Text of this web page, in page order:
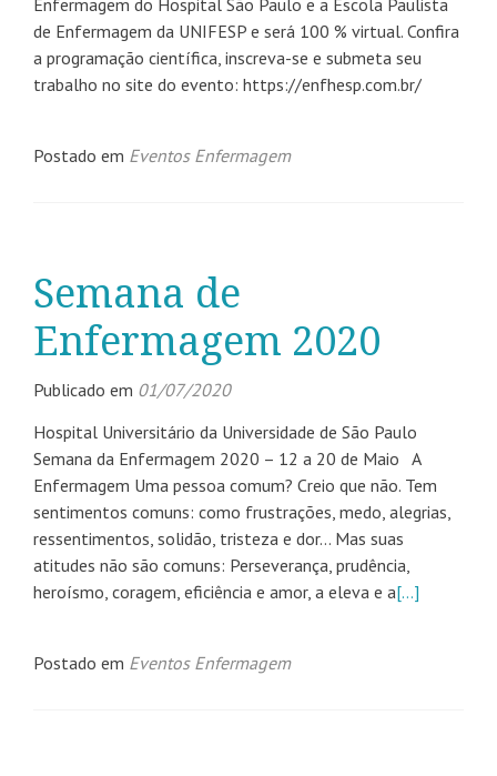
Enfermagem do Hospital São Paulo e a Escola Paulista
de Enfermagem da UNIFESP e será 100 % virtual. Confira
a programação científica, inscreva-se e submeta seu
trabalho no site do evento: https://enfhesp.com.br/
Postado em Eventos Enfermagem
Semana de
Enfermagem 2020
Publicado em 01/07/2020
Hospital Universitário da Universidade de São Paulo
Semana da Enfermagem 2020 – 12 a 20 de Maio A
Enfermagem Uma pessoa comum? Creio que não. Tem
sentimentos comuns: como frustrações, medo, alegrias,
ressentimentos, solidão, tristeza e dor… Mas suas
atitudes não são comuns: Perseverança, prudência,
heroísmo, coragem, eficiência e amor, a eleva e a[…]
Postado em Eventos Enfermagem